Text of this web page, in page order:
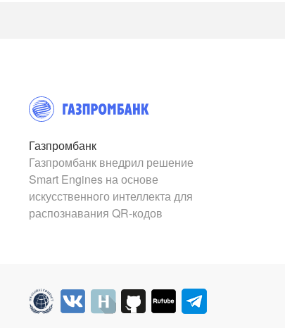
Газпромбанк
Газпромбанк внедрил решение
Smart Engines на основе
искусственного интеллекта для
распознавания QR-кодов